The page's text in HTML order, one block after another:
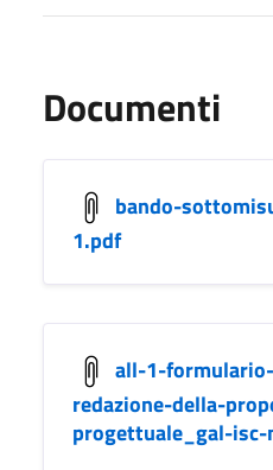
Documenti
bando-
1.pdf
all-1-
redazione-della-
progettuale_gal-isc-